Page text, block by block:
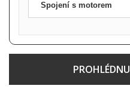
Spojení s motorem